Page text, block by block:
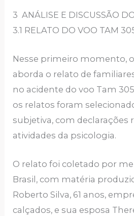
3 ANÁLISE E DISCUSSÃO
3.1 RELATO DO VOO TAM
Nesse primeiro momento,
aborda o relato de
no acidente do voo Tam
os relatos foram
subjetiva, com declarações
atividades da psicologia.
O relato foi coletado por
Brasil, com matéria
Roberto Silva, 61 anos,
calçados, e sua esposa